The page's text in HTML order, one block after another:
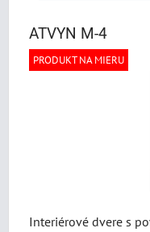
ATVYN M-4
PRODUKT NA MIERU
Interiérové dvere s